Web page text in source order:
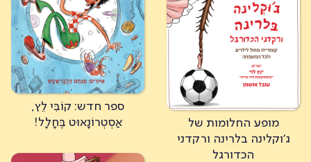
ספר חדש: קוֹבִּי לֵץ,
אַסְטְרוֹנָאוּט בֶּחָלָל!
מופע החלומות של
ג'וקלינה בלרינה ורקדני
הכדורגל